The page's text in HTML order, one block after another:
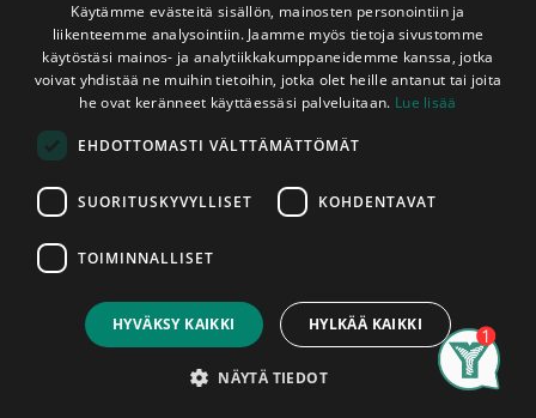
Account
pkt(sis. ALV 25,5 %)
Mäntypaneeli 15x90x3600 mm VIRE 2-
Laatu Helmiäisruskea (1,70m2/pkt,
pkt(sis. ALV 25,5 %)
Mäntypaneeli 15x90x3300 mm VIRE 2-
45,24€
(sis. ALV 25,5 %)
Käytämme evästeitä sisällön, mainosten personointiin ja
liikenteemme analysointiin. Jaamme myös tietoja sivustomme
käytöstäsi mainos- ja analytiikkakumppaneidemme kanssa, jotka
voivat yhdistää ne muihin tietoihin, jotka olet heille antanut tai joita
he ovat keränneet käyttäessäsi palveluitaan. Lue lisää
EHDOTTOMASTI VÄLTTÄMÄTTÖMÄT
SUORITUSKYVYLLISET KOHDENTAVAT
TOIMINNALLISET
HYVÄKSY KAIKKI HYLKÄÄ KAIKKI
NÄYTÄ TIEDOT